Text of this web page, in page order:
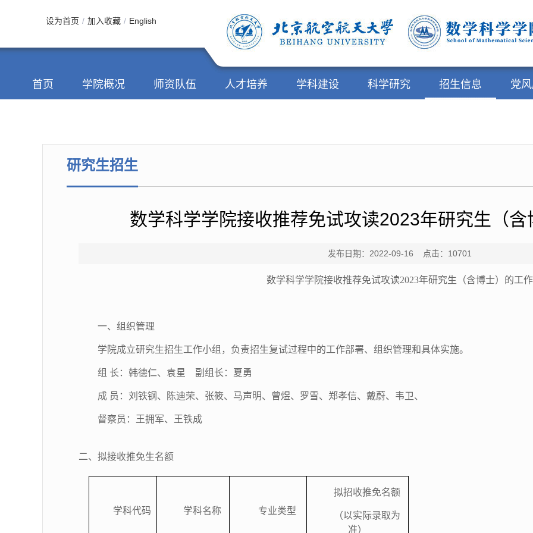
设为首页 / 加入收藏 / English
首页 学院概况 师资队伍 人才培养 学科建设 科学研究 招生信息 党
研究生招生
数学科学学院接收推荐免试攻读2023年研究生（
发布日期：2022-09-16 点击： 10701
数学科学学院接收推荐免试攻读2023年研究生（含博士）的工
一、 组织管理
学院成立研究生招生工作小组，负责招生复试过程中的工作部署、组织管理和具体实施。
组 长：韩德仁、袁星 副组长：夏勇
成 员：刘铁钢、陈迪荣、张筱、马声明、曾煜、罗雪、郑孝信、戴蔚、韦卫、
督察员：王拥军、王铁成
二、拟接收推免生名额
学科代码 学科名称 专业类型
拟招收推免名额
（以实际录取为
准）